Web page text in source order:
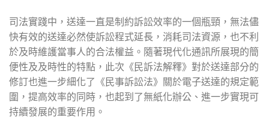
司法實踐中，送達一直是制約訴訟效率的一個瓶頸，無法儘
快有效的送達必然使訴訟程式延長，消耗司法資源，也不利
於及時維護當事人的合法權益。隨著現代化通訊所展現的簡
便性及及時性的特點，此次《民訴法解釋》對於送達部分的
修訂也進一步細化了《民事訴訟法》關於電子送達的規定範
圍，提高效率的同時，也起到了無紙化辦公、進一步實現可
持續發展的重要作用。